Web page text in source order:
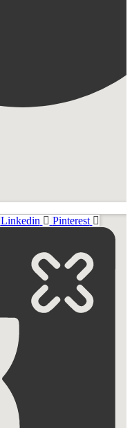
Linkedin Pinterest